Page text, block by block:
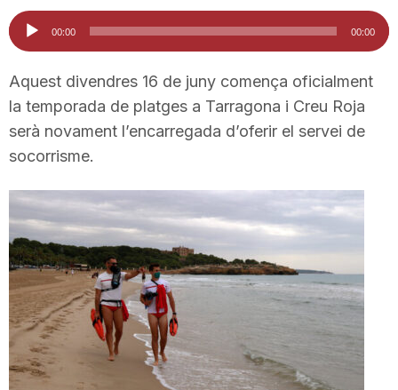
u
t
a
t
d
e
Reproductor
d'àudio
00:00 00:00
Aquest divendres 16 de juny comença oficialment
la temporada de platges a Tarragona i Creu Roja
serà novament l’encarregada d’oferir el servei de
socorrisme.